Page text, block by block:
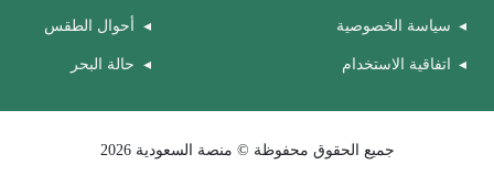
سياسة الخصوصية
اتفاقية الاستخدام
أحوال الطقس
حالة البحر
جميع الحقوق محفوظة © منصة السعودية 2026